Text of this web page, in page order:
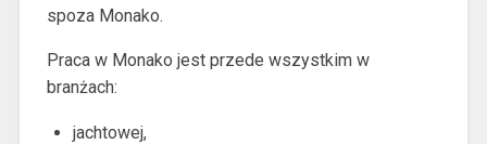
spoza Monako.
Praca w Monako jest przede wszystkim w
branżach:
jachtowej,